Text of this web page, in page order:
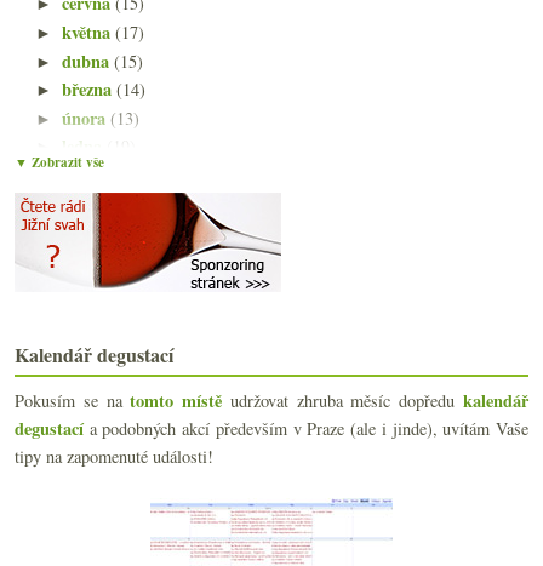
►
►května(17)
►dubna(15)
►března(14)
►února(13)
ledna
►2021(239)
2020(239)
► 2019 (238)
(240)
►2016(250)
►2015(251)
►2014 (254)
►2013(249)
► 2012(254)
▼ Zobrazit vše
Kalendář degustací
Pokusím se natomto místě udržovat zhruba měsíc dopředukalendář
degustacía podobných akcí především v Praze (ale i jinde), uvítám Vaše
tipy na zapomenuté události!